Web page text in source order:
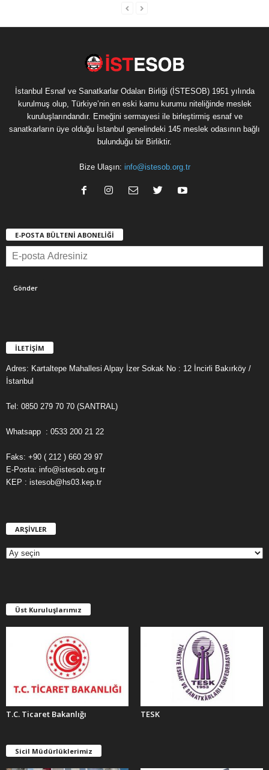
İstanbul Esnaf ve Sanatkarlar Odaları Birliği (İSTESOB) 1951 yılında
kurulmuş olup, Türkiye’nin en eski kamu kurumu niteliğinde meslek
kuruluşlarındandır. Emeğini sermayesi ile birleştirmiş esnaf ve
sanatkarların üye olduğu İstanbul genelindeki 145 meslek odasının bağlı
bulunduğu bir Birliktir.
Bize Ulaşın: info@istesob.org.tr
E-POSTA BÜLTENİ ABONELİĞİ
İLETİŞİM
Adres: Kartaltepe Mahallesi Alpay İzer Sokak No : 12 İncirli Bakırköy /
İstanbul
Tel: 0850 279 70 70 (SANTRAL)
Whatsapp : 0533 200 21 22
Faks: +90 ( 212 ) 660 29 97
E-Posta: info@istesob.org.tr
KEP : istesob@hs03.kep.tr
ARŞİVLER
E
R
Üst Kuruluşlarımız
T.C. Ticaret Bakanlığı TESK
Sicil Müdürlüklerimiz